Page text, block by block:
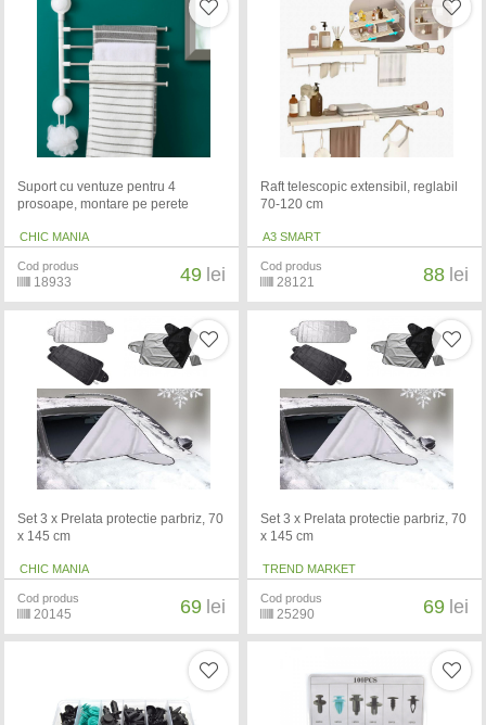
Suport cu ventuze pentru 4
prosoape, montare pe perete
CHIC MANIA
Cod produs
18933 49 lei
Raft telescopic extensibil, reglabil
70-120 cm
A3 SMART
Cod produs
28121 88 lei
Set 3 x Prelata protectie parbriz, 70
x 145 cm
CHIC MANIA
Cod produs
20145 69 lei
Set 3 x Prelata protectie parbriz, 70
x 145 cm
TREND MARKET
Cod produs
25290 69 lei